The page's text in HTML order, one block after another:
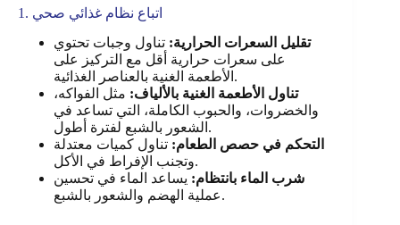
1. اتباع نظام غذائي صحي
تقليل السعرات الحرارية: تناول وجبات تحتوي
على سعرات حرارية أقل مع التركيز على
الأطعمة الغنية بالعناصر الغذائية.
تناول الأطعمة الغنية بالألياف: مثل الفواكه،
والخضروات، والحبوب الكاملة، التي تساعد في
الشعور بالشبع لفترة أطول.
التحكم في حصص الطعام: تناول كميات معتدلة
وتجنب الإفراط في الأكل.
شرب الماء بانتظام: يساعد الماء في تحسين
عملية الهضم والشعور بالشبع.